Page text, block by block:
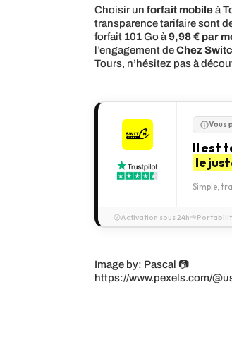
Choisir unforfait mobileà
transparence tarifaire sont
forfait 101 Go à9,98 € par
l’engagement deChez
Tours, n’hésitez pas à
Vous
Il est
le
Simple,
Activation sous 24h
Image by: Pascal 📷
https://www.pexels.com/